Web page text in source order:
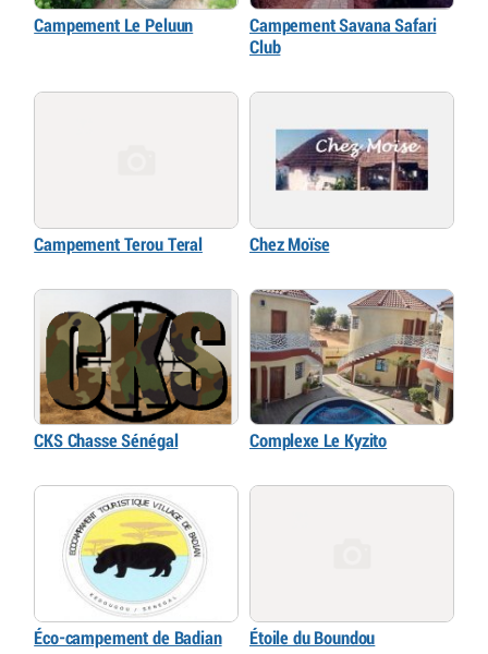
Campement Le Peluun
Campement Savana Safari
Club
Campement Terou Teral Chez Moïse
CKS Chasse Sénégal Complexe Le Kyzito
Éco-campement de Badian Étoile du Boundou